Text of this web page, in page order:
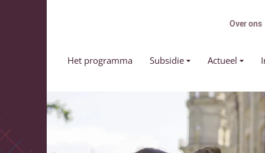
Primair menu
Over ons
Het programma Subsidie Actueel